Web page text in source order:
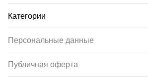
Категории
Персональные данные
Публичная оферта